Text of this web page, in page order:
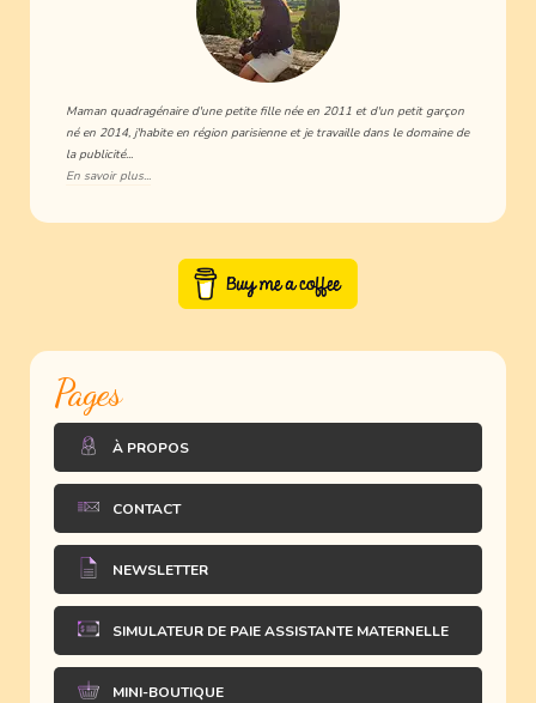
Maman quadragénaire d'une petite fille née en 2011 et d'un petit garçon
né en 2014, j'habite en région parisienne et je travaille dans le domaine de
la publicité...
En savoir plus...
Pages
À PROPOS
CONTACT
NEWSLETTER
SIMULATEUR DE PAIE ASSISTANTE MATERNELLE
MINI-BOUTIQUE